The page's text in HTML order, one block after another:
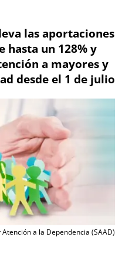
las aportaciones
hasta un 128% y
a mayores y
desde el 1 de julio
a la Dependencia (SAAD)